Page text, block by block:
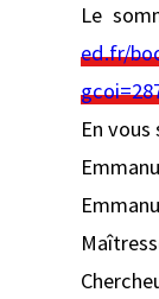
Le
ed.fr/
En